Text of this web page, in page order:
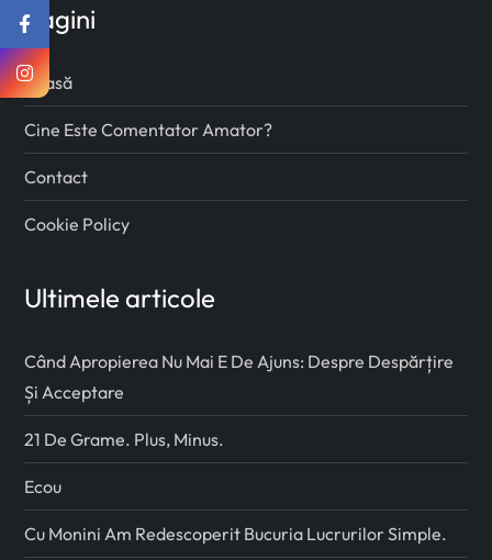
Pagini
Acasă
Cine Este Comentator Amator?
Contact
Cookie Policy
Ultimele articole
Când Apropierea Nu Mai E De Ajuns: Despre Despărțire
Și Acceptare
21 De Grame. Plus, Minus.
Ecou
Cu Monini Am Redescoperit Bucuria Lucrurilor Simple.